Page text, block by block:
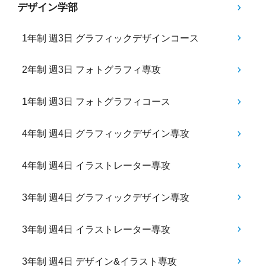
デザイン学部
1年制 週3日 グラフィックデザインコース
2年制 週3日 フォトグラフィ専攻
1年制 週3日 フォトグラフィコース
4年制 週4日 グラフィックデザイン専攻
4年制 週4日 イラストレーター専攻
3年制 週4日 グラフィックデザイン専攻
3年制 週4日 イラストレーター専攻
3年制 週4日 デザイン&イラスト専攻